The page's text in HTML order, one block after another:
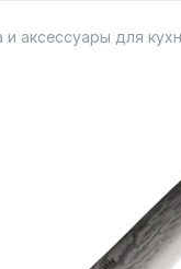
и аксессуары для